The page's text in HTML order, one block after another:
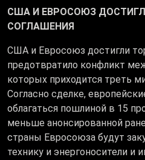
США И ЕВРОСОЮЗ
СОГЛАШЕНИЯ
США и Евросоюз достигли
предотвратило конфликт
которых приходится треть
Согласно сделке,
облагаться пошлиной в 15
меньше анонсированной
страны Евросоюза будут
технику и энергоносители и